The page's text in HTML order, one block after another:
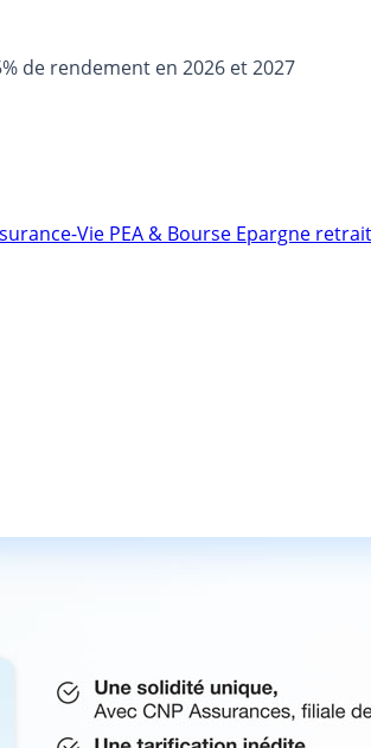
de rendement en 2026 et 2027
Vie PEA & Bourse Epargne